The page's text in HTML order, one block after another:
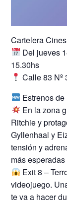
Cartelera
Del jueves
15.30hs
Calle 83 Nº
Estrenos
En la zona
Ritchie y
Gyllenhaal y
tensión y
más
Exit 8 –
videojuego.
te va a hacer